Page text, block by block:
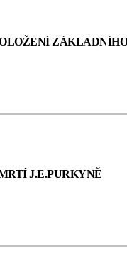
J.E.PURKYNĚ